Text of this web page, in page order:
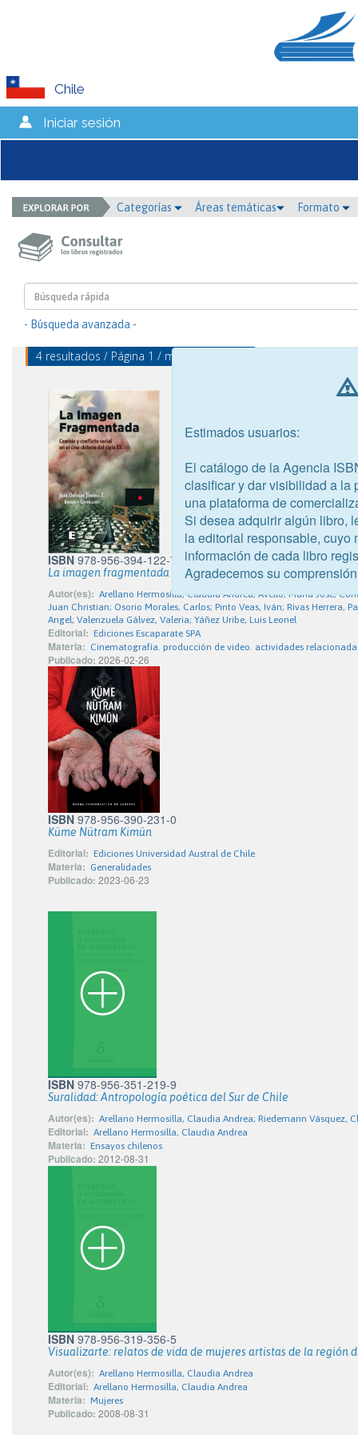
Chile
Iniciar sesión
Categorías Áreas temáticas Formato
- Búsqueda avanzada -
4 resultados / Página 1 / mostrando 1 - 4
ISBN 978-956-394-122-7
La imagen fragmentada
Autor(es): Arellano Hermosilla, Claudia Andrea; Avello, Maria José;
Juan Christian; Osorio Morales, Carlos; Pinto Veas, Iván; Rivas Herrera,
Angel; Valenzuela Gálvez, Valeria; Yáñez Uribe, Luis Leonel
Editorial: Ediciones Escaparate SPA
Materia: Cinematografía. producción de video. actividades
Publicado: 2026-02-26
ISBN 978-956-390-231-0
Küme Nütram Kimün
Editorial: Ediciones Universidad Austral de Chile
Materia: Generalidades
Publicado: 2023-06-23
ISBN 978-956-351-219-9
Suralidad: Antropología poética del Sur de Chile
Autor(es): Arellano Hermosilla, Claudia Andrea; Riedemann Vásquez,
Editorial: Arellano Hermosilla, Claudia Andrea
Materia: Ensayos chilenos
Publicado: 2012-08-31
ISBN 978-956-319-356-5
Visualizarte: relatos de vida de mujeres artistas de la región
Autor(es): Arellano Hermosilla, Claudia Andrea
Editorial: Arellano Hermosilla, Claudia Andrea
Materia: Mujeres
Publicado: 2008-08-31
Estimados usuarios:
El catálogo de la Agencia
clasificar y dar visibilidad a la
una plataforma de
Si desea adquirir algún libro,
la editorial responsable, cuyo
información de cada libro
Agradecemos su